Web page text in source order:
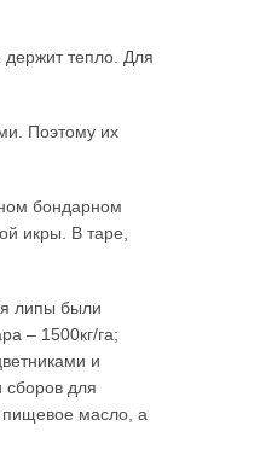
тепло. Для
Поэтому их
бондарном
икры. В таре,
липы были
– 1500кг/га;
и
сборов для
пищевое масло, а